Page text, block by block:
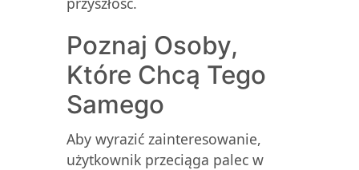
Poznaj Osoby,
Które Chcą Tego
Samego
Aby wyrazić zainteresowanie,
użytkownik przeciąga palec w